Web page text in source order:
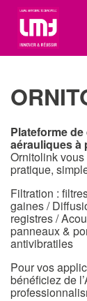
Plateforme
aérauliques à
Ornitolink
pratique,
Filtration :
gaines /
registres /
panneaux &
antivibratiles
Pour vos
bénéficiez de